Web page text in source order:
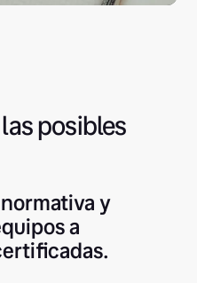
posibles
y
a